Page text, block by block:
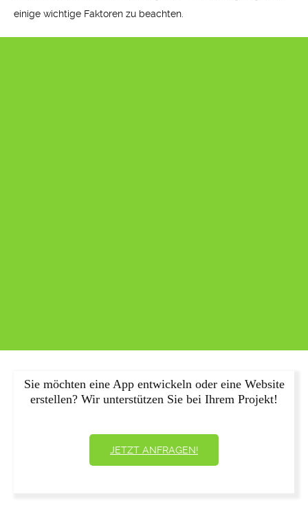
einige wichtige Faktoren zu beachten.
Sie möchten eine App entwickeln oder eine Website
erstellen? Wir unterstützen Sie bei Ihrem Projekt!
JETZT ANFRAGEN!